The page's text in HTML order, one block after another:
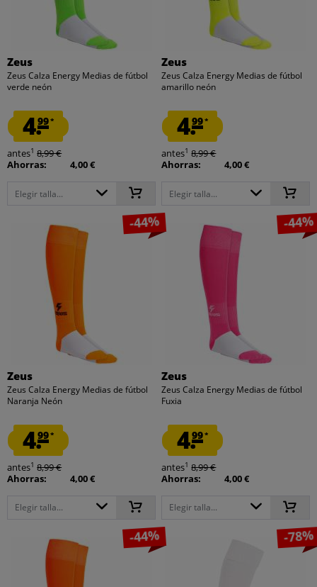
Zeus
Zeus Calza Energy Medias de fútbol
verde neón
4.99*
antes1 8,99 €
Ahorras:
4,00 €
Elegir talla...
Zeus
Zeus Calza Energy Medias de fútbol
amarillo neón
4.99*
antes1 8,99 €
Ahorras:
4,00 €
Elegir talla...
-44%
Zeus
Zeus Calza Energy Medias de fútbol
Naranja Neón
4.99*
antes1 8,99 €
Ahorras:
4,00 €
Elegir talla...
-44%
Zeus
Zeus Calza Energy Medias de fútbol
Fuxia
4.99*
antes1 8,99 €
Ahorras:
4,00 €
Elegir talla...
-44% -78%